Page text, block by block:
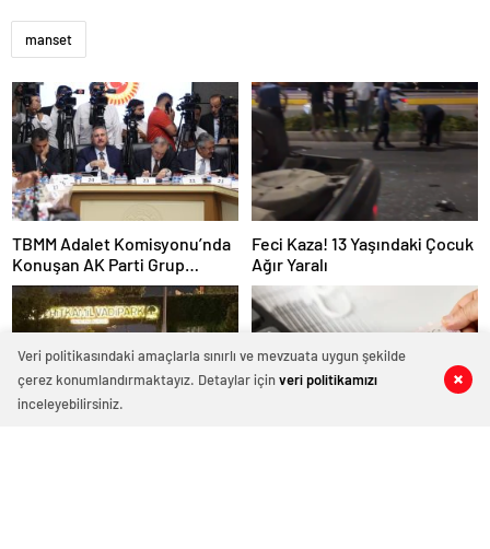
0 0
0 0
manset
TBMM Adalet Komisyonu’nda
Konuşan AK Parti Grup
Başkanvekili Abdulhamit Gül:
“Kanun Teklifi Milletimizin
Teklifidir”
Feci Kaza! 13 Yaşındaki Çocuk
Ağır Yaralı
Veri politikasındaki amaçlarla sınırlı ve mevzuata uygun şekilde
çerez konumlandırmaktayız. Detaylar içinveri politikamızı
inceleyebilirsiniz.